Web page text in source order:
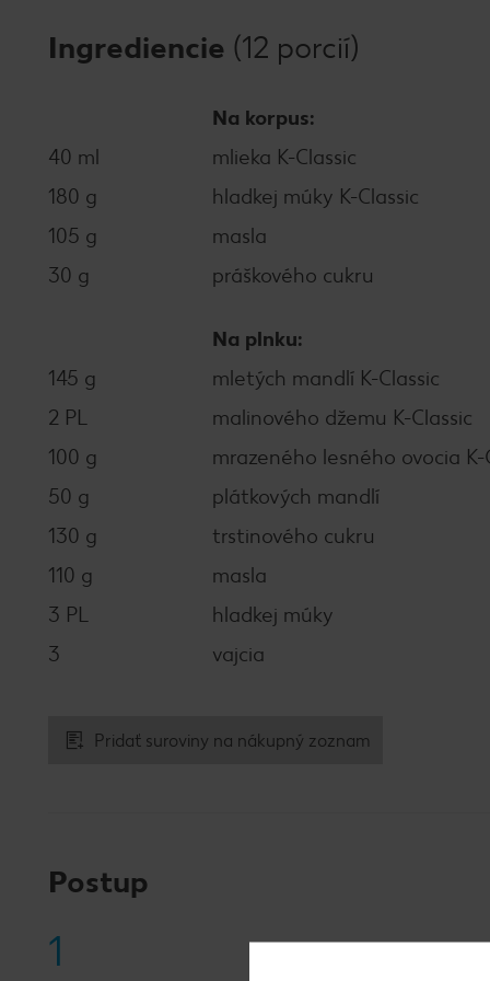
Ingrediencie (12 porcií)
Na korpus:
40 ml
mlieka K-Classic
180 g
hladkej múky K-Classic
105 g
masla
30 g
práškového cukru
Na plnku:
145 g
mletých mandlí K-Classic
2 PL
malinového džemu K-Classic
100 g
mrazeného lesného ovocia K-
50 g
plátkových mandlí
130 g
trstinového cukru
110 g
masla
3 PL
hladkej múky
3
vajcia
Pridať suroviny na nákupný zoznam
Postup
1